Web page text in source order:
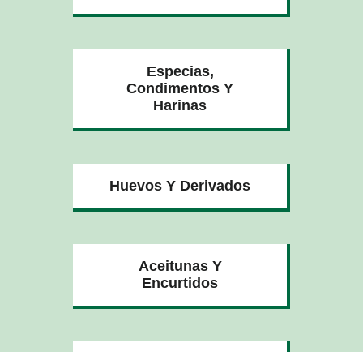
Especias,
Condimentos Y
Harinas
Huevos Y Derivados
Aceitunas Y
Encurtidos